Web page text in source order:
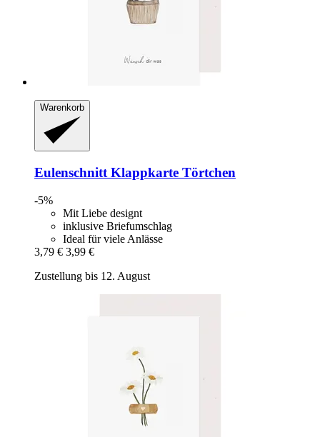
Warenkorb
Eulenschnitt Klappkarte Törtchen
-5%
Mit Liebe designt
inklusive Briefumschlag
Ideal für viele Anlässe
3,79 € 3,99 €
Zustellung bis 12. August